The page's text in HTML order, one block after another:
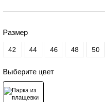
Размер
42 44 46 48 50
Выберите цвет